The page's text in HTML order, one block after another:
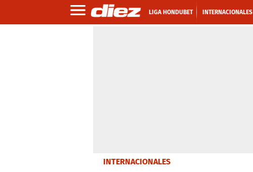
LIGA HONDUBET INTERNACIONALES
INTERNACIONALES